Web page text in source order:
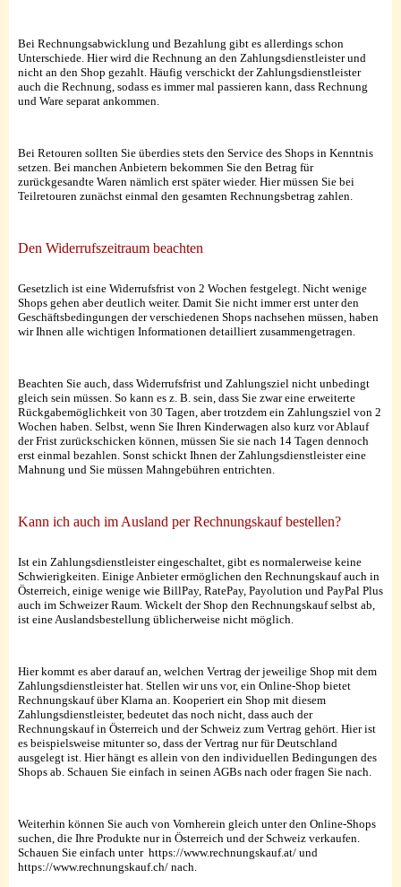
Bei Rechnungsabwicklung und Bezahlung gibt es allerdings schon
Unterschiede. Hier wird die Rechnung an den Zahlungsdienstleister und
nicht an den Shop gezahlt. Häufig verschickt der Zahlungsdienstleister
auch die Rechnung, sodass es immer mal passieren kann, dass Rechnung
und Ware separat ankommen.
Bei Retouren sollten Sie überdies stets den Service des Shops in Kenntnis
setzen. Bei manchen Anbietern bekommen Sie den Betrag für
zurückgesandte Waren nämlich erst später wieder. Hier müssen Sie bei
Teilretouren zunächst einmal den gesamten Rechnungsbetrag zahlen.
Den Widerrufszeitraum beachten
Gesetzlich ist eine Widerrufsfrist von 2 Wochen festgelegt. Nicht wenige
Shops gehen aber deutlich weiter. Damit Sie nicht immer erst unter den
Geschäftsbedingungen der verschiedenen Shops nachsehen müssen, haben
wir Ihnen alle wichtigen Informationen detailliert zusammengetragen.
Beachten Sie auch, dass Widerrufsfrist und Zahlungsziel nicht unbedingt
gleich sein müssen. So kann es z. B. sein, dass Sie zwar eine erweiterte
Rückgabemöglichkeit von 30 Tagen, aber trotzdem ein Zahlungsziel von 2
Wochen haben. Selbst, wenn Sie Ihren Kinderwagen also kurz vor Ablauf
der Frist zurückschicken können, müssen Sie sie nach 14 Tagen dennoch
erst einmal bezahlen. Sonst schickt Ihnen der Zahlungsdienstleister eine
Mahnung und Sie müssen Mahngebühren entrichten.
Kann ich auch im Ausland per Rechnungskauf bestellen?
Ist ein Zahlungsdienstleister eingeschaltet, gibt es normalerweise keine
Schwierigkeiten. Einige Anbieter ermöglichen den Rechnungskauf auch in
Österreich, einige wenige wie BillPay, RatePay, Payolution und PayPal Plus
auch im Schweizer Raum. Wickelt der Shop den Rechnungskauf selbst ab,
ist eine Auslandsbestellung üblicherweise nicht möglich.
Hier kommt es aber darauf an, welchen Vertrag der jeweilige Shop mit dem
Zahlungsdienstleister hat. Stellen wir uns vor, ein Online-Shop bietet
Rechnungskauf über Klarna an. Kooperiert ein Shop mit diesem
Zahlungsdienstleister, bedeutet das noch nicht, dass auch der
Rechnungskauf in Österreich und der Schweiz zum Vertrag gehört. Hier ist
es beispielsweise mitunter so, dass der Vertrag nur für Deutschland
ausgelegt ist. Hier hängt es allein von den individuellen Bedingungen des
Shops ab. Schauen Sie einfach in seinen AGBs nach oder fragen Sie nach.
Weiterhin können Sie auch von Vornherein gleich unter den Online-Shops
suchen, die Ihre Produkte nur in Österreich und der Schweiz verkaufen.
Schauen Sie einfach unter https://www.rechnungskauf.at/ und
https://www.rechnungskauf.ch/ nach.